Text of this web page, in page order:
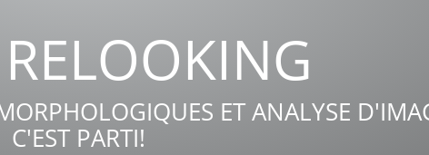
ET ANALYSE
C'EST PARTI!